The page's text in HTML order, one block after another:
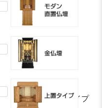
上置タイプ